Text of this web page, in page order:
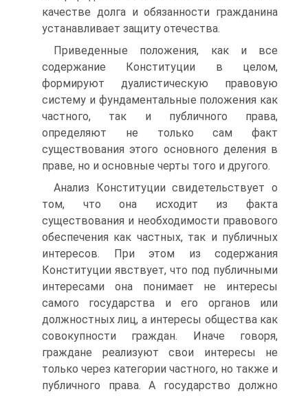
качестве долга и обязанности гражданина
устанавливает защиту отечества.
Приведенные положения, как и все
содержание Конституции в целом,
формируют дуалистическую правовую
систему и фундаментальные положения как
частного, так и публичного права,
определяют не только сам факт
существования этого основного деления в
праве, но и основные черты того и другого.
Анализ Конституции свидетельствует о
том, что она исходит из факта
существования и необходимости правового
обеспечения как частных, так и публичных
интересов. При этом из содержания
Конституции явствует, что под публичными
интересами она понимает не интересы
самого государства и его органов или
должностных лиц, а интересы общества как
совокупности граждан. Иначе говоря,
граждане реализуют свои интересы не
только через категории частного, но также и
публичного права. А государство должно